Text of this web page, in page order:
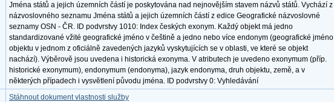
Jména států a jejich územních částí je poskytována nad nejnovějším stavem názvů států. Vychází z
názvoslovného seznamu Jména států a jejich územních částí z edice Geografické názvoslovné
seznamy OSN - ČR. ID podvrstvy 1010: Index českých exonym. Každý objekt má jedno
standardizované vžité geografické jméno v češtině a jedno nebo více endonym (geografické jméno
objektu v jednom z oficiálně zavedených jazyků vyskytujících se v oblasti, ve které se objekt
nachází). Výběrově jsou uvedena i historická exonyma. V atributech je uvedeno exonymum (příp.
historické exonymum), endonymum (endonyma), jazyk endonyma, druh objektu, země, a v
některých případech i vysvětlení původu jména. ID podvrstvy 0: Vyhledávání
Stáhnout dokument vlastnosti služby